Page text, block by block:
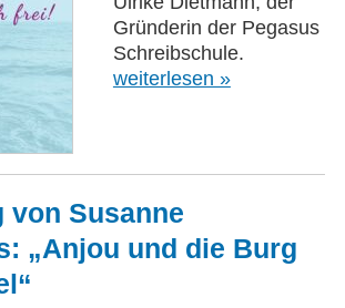
Gründerin der Pegasus
Schreibschule.
weiterlesen »
von Susanne
„Anjou und die Burg